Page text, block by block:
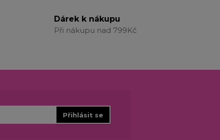
Dárek k nákupu
Při nákupu nad 799Kč
Přihlásit se